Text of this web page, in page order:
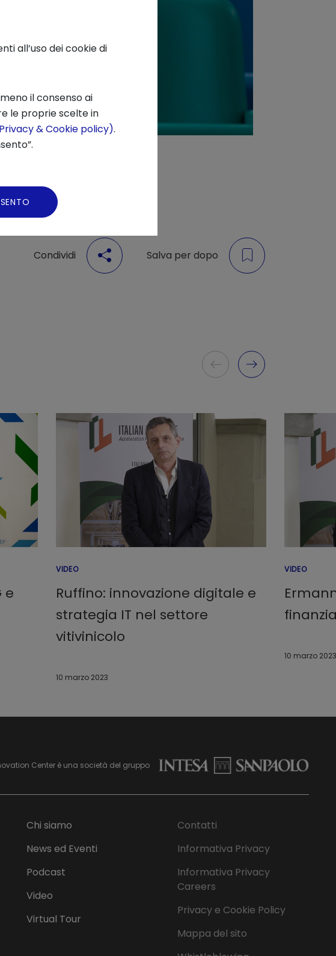
Condividi Salva per dopo
e
VIDEO
Ruffino: innovazione digitale e
strategia IT nel settore
vitivinicolo
10 marzo 2023
VIDEO
10 marzo 2023
Center è una società del gruppo
Chi siamo
News ed Eventi
Podcast
Video
Virtual Tour
Contatti
Informativa Privacy
Informativa Privacy
Careers
Privacy e Cookie Policy
Mappa del sito
all’uso dei cookie di
il consenso ai
le proprie scelte in
Privacy & Cookie policy).